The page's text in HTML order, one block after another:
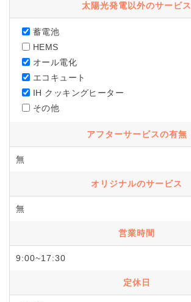
太陽光発電以外のサービス
蓄電池
HEMS
オール電化
エコキュート
IH クッキングヒーター
その他
アフターサービスの有無
無
オリジナルのサービス
無
営業時間
9:00~17:30
定休日